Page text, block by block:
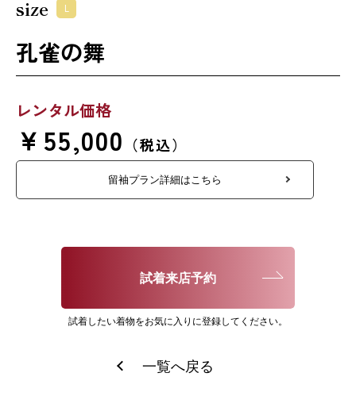
size L
孔雀の舞
レンタル価格
￥55,000 （税込）
留袖プラン詳細はこちら
試着来店予約
試着したい着物をお気に入りに登録してください。
一覧へ戻る